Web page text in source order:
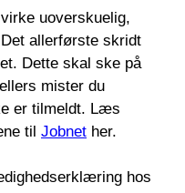
uoverskuelig,
allerførste skridt
Dette skal ske på
mister du
er tilmeldt. Læs
til Jobnet her.
hos